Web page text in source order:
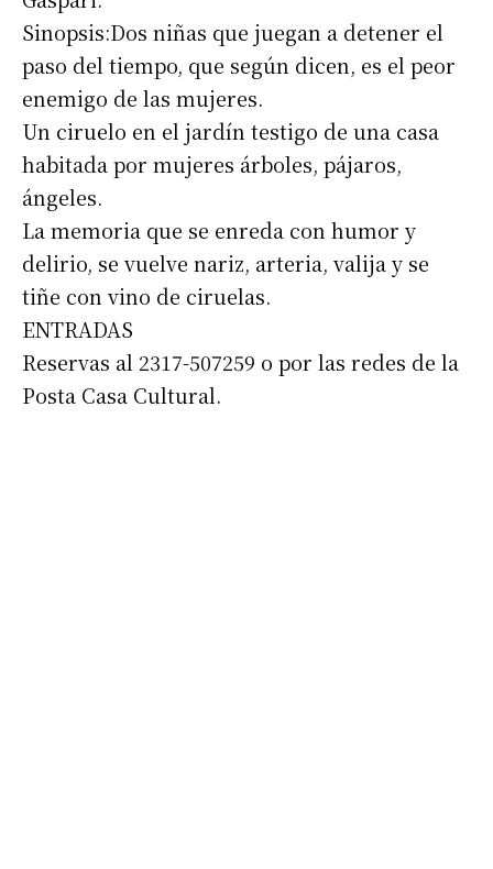
Sinopsis:Dos niñas que juegan a detener el
paso del tiempo, que según dicen, es el peor
enemigo de las mujeres.
Un ciruelo en el jardín testigo de una casa
habitada por mujeres árboles, pájaros,
ángeles.
La memoria que se enreda con humor y
delirio, se vuelve nariz, arteria, valija y se
tiñe con vino de ciruelas.
ENTRADAS
Reservas al 2317-507259 o por las redes de la
Posta Casa Cultural.